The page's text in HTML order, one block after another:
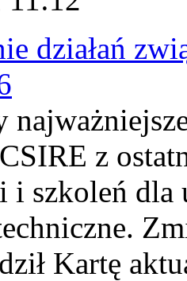
działań
z
i szkoleń
Kartę